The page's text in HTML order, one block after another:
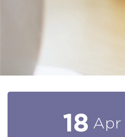
18 Apr